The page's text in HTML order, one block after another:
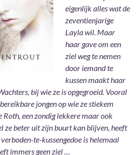
eigenlijk alles wat de
zeventienjarige
Layla wil. Maar
haar gave om een
ziel weg te nemen
door iemand te
kussen maakt haar
bij wie ze is opgegroeid. Vooral
jongen op wie ze stiekem
een zondig lekkere maar ook
ze beter uit zijn buurt kan blijven, heeft
te-kussengedoe is helemaal
immers geen ziel …